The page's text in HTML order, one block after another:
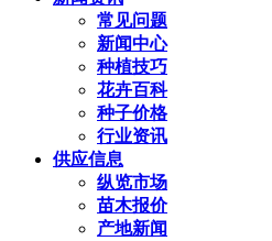
常见问题
新闻中心
种植技巧
花卉百科
种子价格
行业资讯
供应信息
纵览市场
苗木报价
产地新闻